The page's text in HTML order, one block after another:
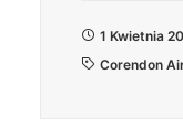
1 Kwietnia
Corendon